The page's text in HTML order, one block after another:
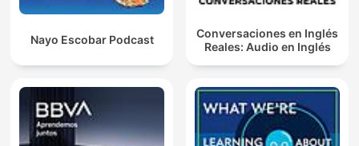
Nayo Escobar Podcast
Conversaciones en Inglés
Reales: Audio en Inglés